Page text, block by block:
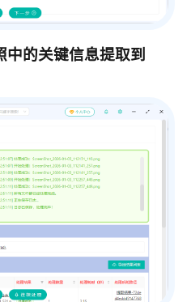
的关键信息提取到